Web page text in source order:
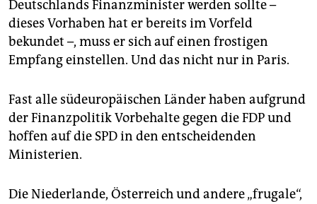
Deutschlands Finanzminister werden sollte –
dieses Vorhaben hat er bereits im Vorfeld
bekundet –, muss er sich auf einen frostigen
Empfang einstellen. Und das nicht nur in Paris.
Fast alle südeuropäischen Länder haben aufgrund
der Finanzpolitik Vorbehalte gegen die FDP und
hoffen auf die SPD in den entscheidenden
Ministerien.
Die Niederlande, Österreich und andere „frugale“,